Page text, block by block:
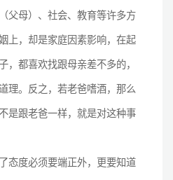
母）、社会、教育等许多方
上，却是家庭因素影响，在起
，都喜欢找跟母亲差不多的，
理。反之，若老爸嗜酒，那么
是跟老爸一样，就是对这种事
度必须要端正外，更要知道